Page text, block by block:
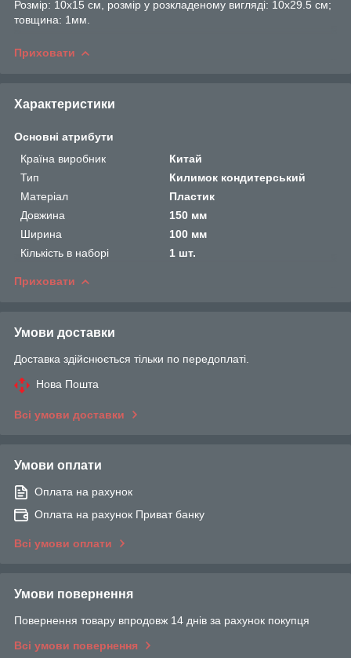
Розмір: 10х15 см, розмір у розкладеному вигляді: 10х29.5 см;
товщина: 1мм.
Приховати
Характеристики
Основні атрибути
Країна виробник
Китай
Тип
Килимок кондитерський
Матеріал
Пластик
Довжина
150 мм
Ширина
100 мм
Кількість в наборі
1 шт.
Приховати
Умови доставки
Доставка здійснюється тільки по передоплаті.
Нова Пошта
Всі умови доставки
Умови оплати
Оплата на рахунок
Оплата на рахунок Приват банку
Всі умови оплати
Умови повернення
Повернення товару впродовж 14 днів за рахунок покупця
Всі умови повернення